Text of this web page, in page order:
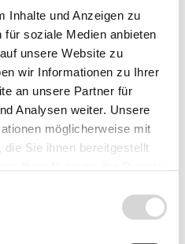
Inhalte und Anzeigen zu
soziale Medien anbieten
unsere Website zu
wir Informationen zu Ihrer
an unsere Partner für
Analysen weiter. Unsere
möglicherweise mit
Sie ihnen bereitgestellt
BioTec 5, BioTec 10,
BioTec 30
Packungsinhalt: 1 roter
Filterschwamm
Lieferzeit: 2 - 4 Werktage
14,90 €